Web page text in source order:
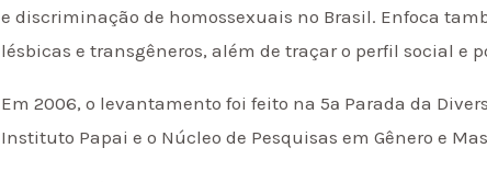
e discriminação de homossexuais no Brasil. Enfoca
lésbicas e transgêneros, além de traçar o perfil social e
Em 2006, o levantamento foi feito na 5ª Parada da
Instituto Papai e o Núcleo de Pesquisas em Gênero e